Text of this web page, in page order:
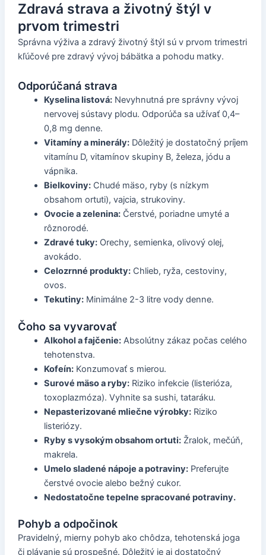
Zdravá strava a životný štýl v
prvom trimestri
Správna výživa a zdravý životný štýl sú v prvom trimestri
kľúčové pre zdravý vývoj bábätka a pohodu matky.
Odporúčaná strava
Kyselina listová:Nevyhnutná pre správny vývoj
nervovej sústavy plodu. Odporúča sa užívať 0,4–
0,8 mg denne.
Vitamíny a minerály:Dôležitý je dostatočný príjem
vitamínu D, vitamínov skupiny B, železa, jódu a
vápnika.
Bielkoviny:Chudé mäso, ryby (s nízkym
obsahom ortuti), vajcia, strukoviny.
Ovocie a zelenina:Čerstvé, poriadne umyté a
rôznorodé.
Zdravé tuky:Orechy, semienka, olivový olej,
avokádo.
Celozrnné produkty:Chlieb, ryža, cestoviny,
ovos.
Tekutiny:Minimálne 2-3 litre vody denne.
Čoho sa vyvarovať
Alkohol a fajčenie:Absolútny zákaz počas celého
tehotenstva.
Kofeín:Konzumovať s mierou.
Surové mäso a ryby:Riziko infekcie (listerióza,
toxoplazmóza). Vyhnite sa sushi, tataráku.
Nepasterizované mliečne výrobky:Riziko
listeriózy.
Ryby s vysokým obsahom ortuti:Žralok, mečúň,
makrela.
Umelo sladené nápoje a potraviny:Preferujte
čerstvé ovocie alebo bežný cukor.
Nedostatočne tepelne spracované potraviny.
Pohyb a odpočinok
Pravidelný, mierny pohyb ako chôdza, tehotenská joga
či plávanie sú prospešné. Dôležitý je aj dostatočný